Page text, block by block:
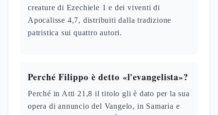
creature di Ezechiele 1 e dei viventi di
Apocalisse 4,7, distribuiti dalla tradizione
patristica sui quattro autori.
Perché Filippo è detto «l'evangelista»?
Perché in Atti 21,8 il titolo gli è dato per la sua
opera di annuncio del Vangelo, in Samaria e